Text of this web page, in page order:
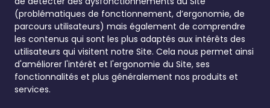
(problématiques de fonctionnement, d’ergonomie, de
parcours utilisateurs) mais également de comprendre
les contenus qui sont les plus adaptés aux intérêts des
utilisateurs qui visitent notre Site. Cela nous permet ainsi
d'améliorer l'intérêt et l'ergonomie du Site, ses
fonctionnalités et plus généralement nos produits et
services.